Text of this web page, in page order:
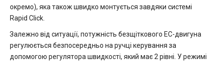
окремо), яка також швидко монтується завдяки системі
Rapid Click.
Залежно від ситуації, потужність безщіткового EC-двигуна
регулюється безпосередньо на ручці керування за
допомогою регулятора швидкості, який має 2 рівні. У режимі